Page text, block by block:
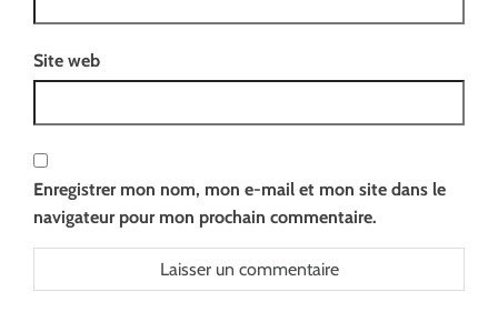
Site web
Enregistrer mon nom, mon e-mail et mon site dans le
navigateur pour mon prochain commentaire.